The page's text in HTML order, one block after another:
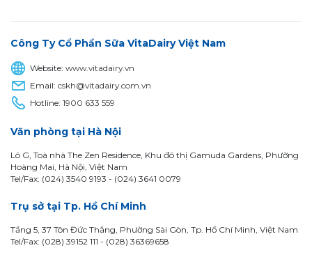
Công Ty Cổ Phần Sữa VitaDairy Việt Nam
Website:www.vitadairy.vn
Email:cskh@vitadairy.com.vn
Hotline:1900 633 559
Văn phòng tại Hà Nội
Lô G, Toà nhà The Zen Residence, Khu đô thị Gamuda Gardens, Phường
Hoàng Mai, Hà Nội, Việt Nam
Tel/Fax: (024) 3540 9193 - (024) 3641 0079
Trụ sở tại Tp. Hồ Chí Minh
Tầng 5, 37 Tôn Đức Thắng, Phường Sài Gòn, Tp. Hồ Chí Minh, Việt Nam
Tel/Fax: (028) 39152 111 - (028) 36369658